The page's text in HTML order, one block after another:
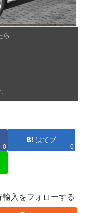
ら
0
はてブ
0
入をフォローする